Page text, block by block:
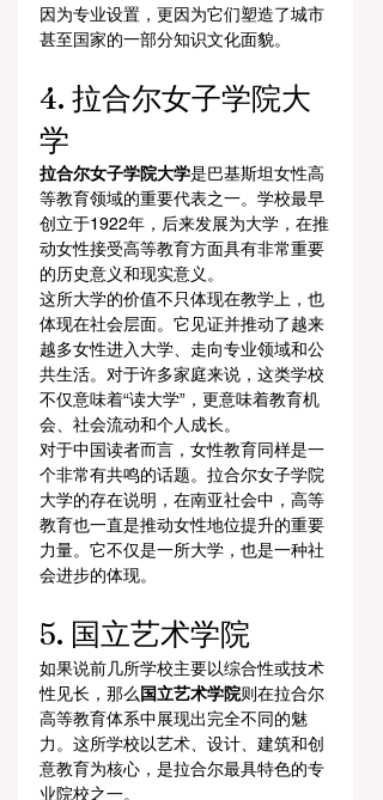
因为专业设置，更因为它们塑造了城市
甚至国家的一部分知识文化面貌。
4. 拉合尔女子学院大
学
拉合尔女子学院大学是巴基斯坦女性高
等教育领域的重要代表之一。学校最早
创立于1922年，后来发展为大学，在推
动女性接受高等教育方面具有非常重要
的历史意义和现实意义。
这所大学的价值不只体现在教学上，也
体现在社会层面。它见证并推动了越来
越多女性进入大学、走向专业领域和公
共生活。对于许多家庭来说，这类学校
不仅意味着“读大学”，更意味着教育机
会、社会流动和个人成长。
对于中国读者而言，女性教育同样是一
个非常有共鸣的话题。拉合尔女子学院
大学的存在说明，在南亚社会中，高等
教育也一直是推动女性地位提升的重要
力量。它不仅是一所大学，也是一种社
会进步的体现。
5. 国立艺术学院
如果说前几所学校主要以综合性或技术
性见长，那么 国立艺术学院则在拉合尔
高等教育体系中展现出完全不同的魅
力。这所学校以艺术、设计、建筑和创
意教育为核心，是拉合尔最具特色的专
业院校之一。